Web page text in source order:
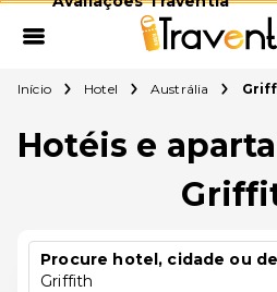
Início Hotel Austrália
Hotéis e
Procure hotel, cidade ou
Griffith